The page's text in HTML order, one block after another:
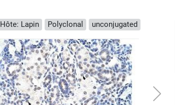
Hôte: Lapin Polyclonal unconjugated